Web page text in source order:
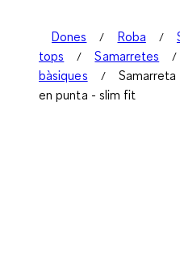
Dones Roba
tops
Samarretes
bàsiques
en punta - slim fit